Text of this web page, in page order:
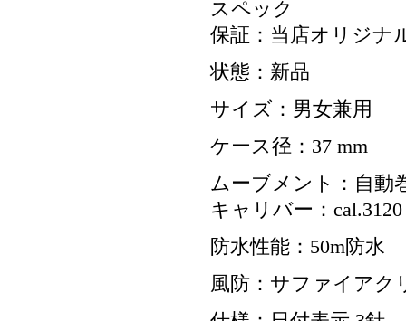
スペック
保証：当店オリジナ
状態：新品
サイズ：男女兼用
ケース径：37 mm
ムーブメント：自動
キャリバー：cal.3120
防水性能：50m防水
風防：サファイアク